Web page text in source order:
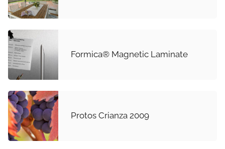
Formica® Magnetic Laminate
Protos Crianza 2009